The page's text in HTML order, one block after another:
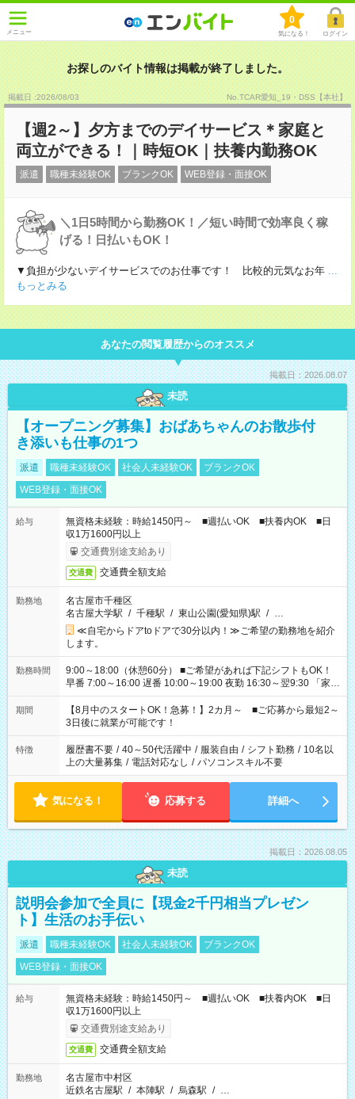
メニュー
0
気になる！ ログイン
お探しのバイト情報は掲載が終了しました。
掲載日 :2026/08/03 No.TCAR愛知_19・DSS【本社】
【週2～】夕方までのデイサービス＊家庭と
両立ができる！｜時短OK｜扶養内勤務OK
派遣 職種未経験OK ブランクOK WEB登録・面接OK
＼1日5時間から勤務OK！／短い時間で効率良く稼
げる！日払いもOK！
▼負担が少ないデイサービスでのお仕事です！ 比較的元気なお年 ...
もっとみる
あなたの閲覧履歴からのオススメ
掲載日：2026.08.07
未読
【オープニング募集】おばあちゃんのお散歩付
き添いも仕事の1つ
派遣 職種未経験OK 社会人未経験OK
ブランクOK
WEB登録・面接OK
給与
無資格未経験：時給1450円～ ■週払いOK ■扶養内OK ■日
収1万1600円以上
交通費別途支給あり
交通費 交通費全額支給
勤務地
名古屋市千種区
名古屋大学駅 / 千種駅 / 東山公園(愛知県)駅 / …
≪自宅からドアtoドアで30分以内！≫ご希望の勤務地を紹介
します。
勤務時間
9:00～18:00（休憩60分） ■ご希望があれば下記シフトもOK！
早番 7:00～16:00 遅番 10:00～19:00 夜勤 16:30～翌9:30 「家族
と休みを合わせたい」 「余裕を持って夕飯の準備がしたい」
「できれば残業はしたくない」 など、ご希望を教えてください
ね。 ※Wワーク希望の方へ 今ご覧のお仕事で希望する勤務時間
と、もう1つのお仕事の勤務時間。 合計で週40時間を超える場
合は応募できません。
期間
【8月中のスタートOK！急募！】2カ月～ ■ご応募から最短2～
3日後に就業が可能です！
特徴 履歴書不要 / 40～50代活躍中 / 服装自由 / シフト勤務 / 10名以
上の大量募集 / 電話対応なし / パソコンスキル不要
気になる！ 応募する 詳細へ
掲載日：2026.08.05
未読
説明会参加で全員に【現金2千円相当プレゼン
ト】生活のお手伝い
派遣 職種未経験OK 社会人未経験OK
ブランクOK
WEB登録・面接OK
給与
無資格未経験：時給1450円～ ■週払いOK ■扶養内OK ■日
収1万1600円以上
交通費別途支給あり
交通費 交通費全額支給
勤務地
名古屋市中村区
近鉄名古屋駅 / 本陣駅 / 烏森駅 / …